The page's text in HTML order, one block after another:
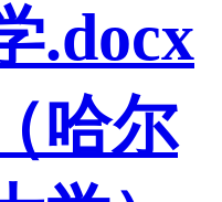
.docx
哈尔